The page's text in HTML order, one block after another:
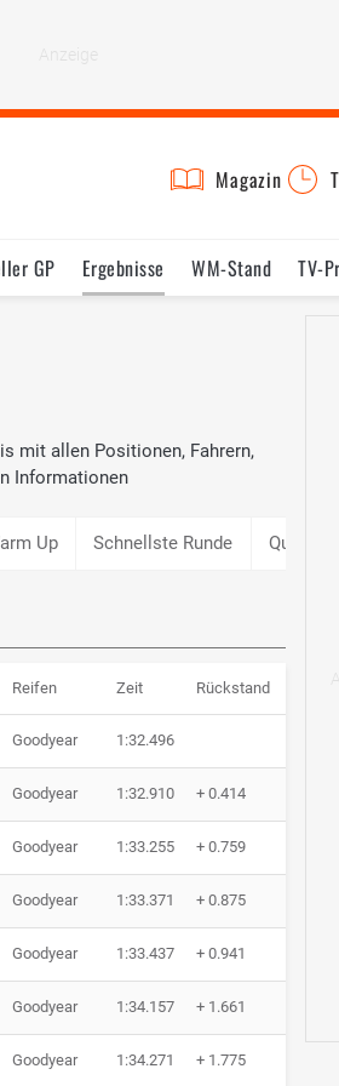
Magazin
GP Ergebnisse WM-Stand TV-
mit allen Positionen, Fahrern,
Informationen
Up Schnellste Runde Qualifying
Reifen Zeit Rückstand
Goodyear 1:32.496
Goodyear 1:32.910 + 0.414
Goodyear 1:33.255 + 0.759
Goodyear 1:33.371 + 0.875
Goodyear 1:33.437 + 0.941
Goodyear 1:34.157 + 1.661
Goodyear 1:34.271 + 1.775